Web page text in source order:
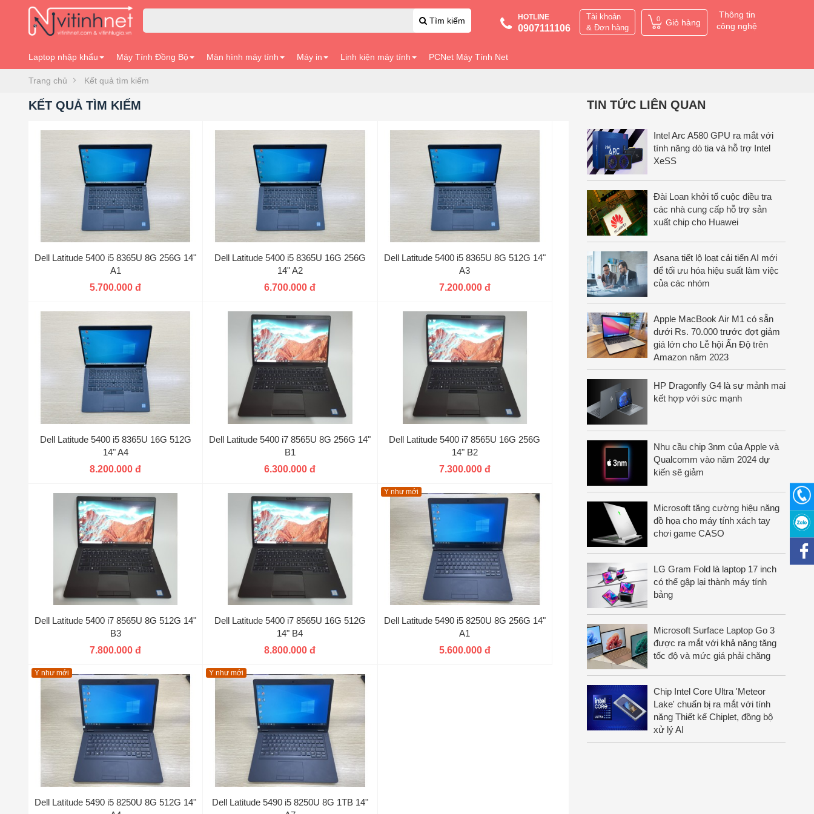
Tìm kiếm HOTLINE
0907111106
Tài khoản
& Đơn hàng
0 Giỏ hàng
Thông tin
công nghệ
Laptop nhập khẩu Máy Tính Đồng Bộ Màn hình máy tính Máy in Linh kiện máy tính PCNet Máy Tính Net
Trang chủ Kết quả tìm kiếm
KẾT QUẢ TÌM KIẾM
Dell Latitude 5400 i5 8365U 8G 256G 14"
A1
5.700.000 đ
Dell Latitude 5400 i5 8365U 16G 256G
14" A2
6.700.000 đ
Dell Latitude 5400 i5 8365U 8G 512G 14"
A3
7.200.000 đ
Dell Latitude 5400 i5 8365U 16G 512G
14" A4
8.200.000 đ
Dell Latitude 5400 i7 8565U 8G 256G 14"
B1
6.300.000 đ
Dell Latitude 5400 i7 8565U 16G 256G
14" B2
7.300.000 đ
Dell Latitude 5400 i7 8565U 8G 512G 14"
B3
7.800.000 đ
Dell Latitude 5400 i7 8565U 16G 512G
14" B4
8.800.000 đ
Y như mới
Dell Latitude 5490 i5 8250U 8G 256G 14"
A1
5.600.000 đ
Y như mới
Dell Latitude 5490 i5 8250U 8G 512G 14"
Y như mới
Dell Latitude 5490 i5 8250U 8G 1TB 14"
TIN TỨC LIÊN QUAN
Intel Arc A580 GPU ra mắt với
tính năng dò tia và hỗ trợ Intel
XeSS
Đài Loan khởi tố cuộc điều tra
các nhà cung cấp hỗ trợ sản
xuất chip cho Huawei
Asana tiết lộ loạt cải tiến AI mới
để tối ưu hóa hiệu suất làm việc
của các nhóm
Apple MacBook Air M1 có sẵn
dưới Rs. 70.000 trước đợt giảm
giá lớn cho Lễ hội Ấn Độ trên
Amazon năm 2023
HP Dragonfly G4 là sự mảnh mai
kết hợp với sức mạnh
Nhu cầu chip 3nm của Apple và
Qualcomm vào năm 2024 dự
kiến sẽ giảm
Microsoft tăng cường hiệu năng
đồ họa cho máy tính xách tay
chơi game CASO
LG Gram Fold là laptop 17 inch
có thể gập lại thành máy tính
bảng
Microsoft Surface Laptop Go 3
được ra mắt với khả năng tăng
tốc độ và mức giá phải chăng
Chip Intel Core Ultra 'Meteor
Lake' chuẩn bị ra mắt với tính
năng Thiết kế Chiplet, đồng bộ
xử lý AI